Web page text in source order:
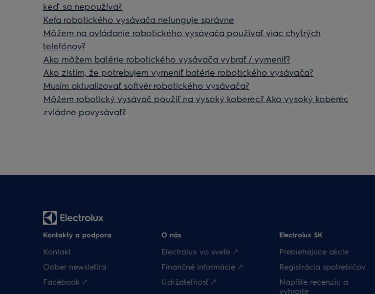
keď sa nepoužíva?
Kefa robotického vysávača nefunguje správne
Môžem na ovládanie robotického vysávača používať viac chytrých
telefónov?
Ako môžem batérie robotického vysávača vybrať / vymeniť?
Ako zistím, že potrebujem vymeniť batérie robotického vysávača?
Musím aktualizovať softvér robotického vysávača?
Môžem robotický vysávač použiť na vysoký koberec? Ako vysoký koberec
zvládne povysávať?
Kontakty a podpora
Kontakt
Odber newslettra
Facebook 🡕
O nás
Electrolux vo svete 🡕
Finančné informácie 🡕
Udržateľnosť 🡕
Electrolux SK
Prebiehajúce akcie
Registrácia spotrebičov
Napíšte recenziu a
vyhrajte